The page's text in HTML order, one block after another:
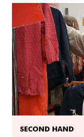
SECOND HAND